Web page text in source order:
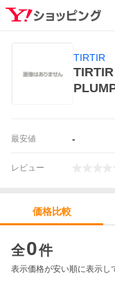
TIRTIR
最安値 -
レビュー
価格比較
全0件
表示価格が安い順に表示し